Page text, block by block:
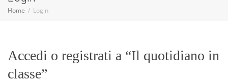
Home Login
Accedi o registrati a “Il quotidiano in
classe”